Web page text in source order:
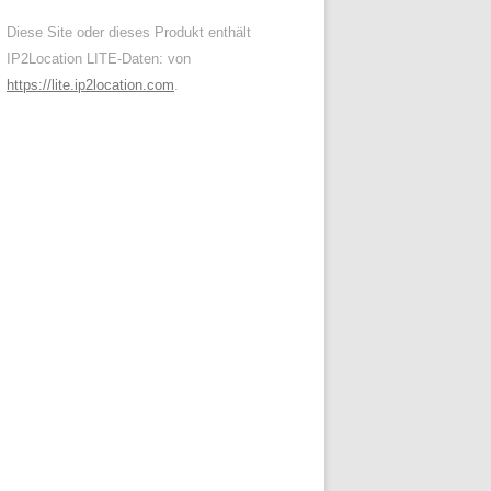
Diese Site oder dieses Produkt enthält
IP2Location LITE-Daten: von
https://lite.ip2location.com.